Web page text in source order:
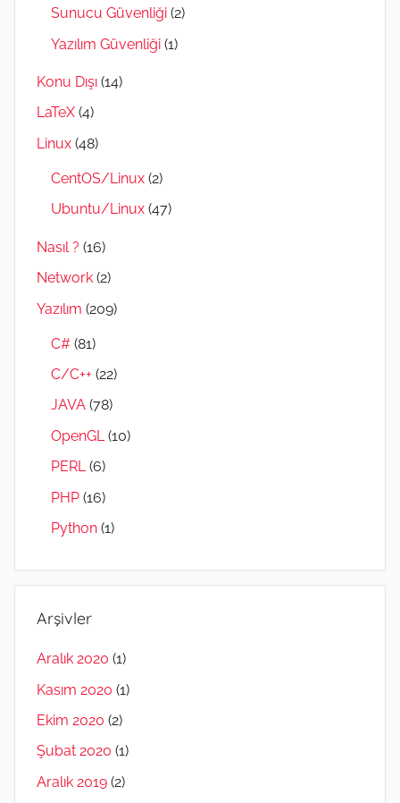
Sunucu Güvenliği (2)
Yazılım Güvenliği (1)
Konu Dışı (14)
LaTeX (4)
Linux (48)
CentOS/Linux (2)
Ubuntu/Linux (47)
Nasıl ? (16)
Network (2)
Yazılım (209)
C# (81)
C/C++ (22)
JAVA (78)
OpenGL(10)
PERL(6)
PHP (16)
Python (1)
Arşivler
Aralık 2020 (1)
Kasım 2020 (1)
Ekim 2020 (2)
Şubat 2020 (1)
Aralık 2019 (2)